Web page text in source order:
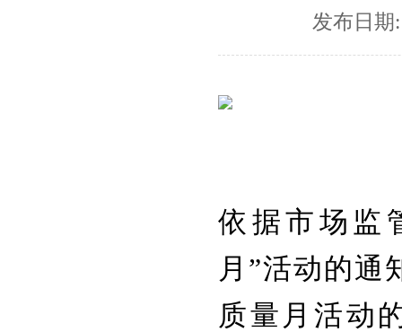
发布日期:
依据市场监
月”活动的通
质量月活动